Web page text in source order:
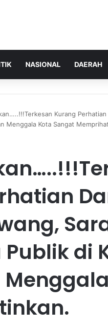
NASIONAL DAERAH
Kurang Perhatian
Menggala Kota Sangat
di